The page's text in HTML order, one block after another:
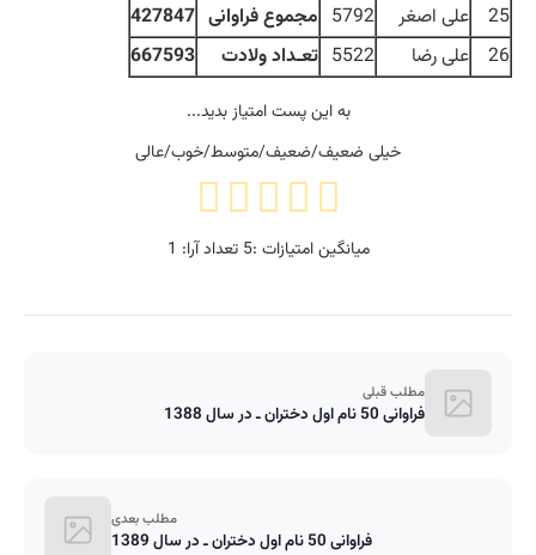
25
علی اصغر 5792 مجموع فراوانی 427847
26
علی رضا 5522 تعـداد ولادت 667593
به این پست امتیاز بدید...
خیلی ضعیف/ضعیف/متوسط/خوب/عالی
میانگین امتیازات :5 تعداد آرا: 1
مطلب قبلی
فراوانی 50 نام اول دختران ـ در سال 1388
مطلب بعدی
فراوانی 50 نام اول دختران ـ در سال 1389